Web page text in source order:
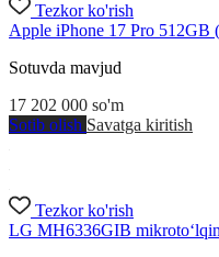
Tezkor ko'rish
Apple iPhone 17 Pro 512GB
Sotuvda mavjud
17 202 000 so'm
Sotib olish Savatga kiritish
Tezkor ko'rish
LG MH6336GIB